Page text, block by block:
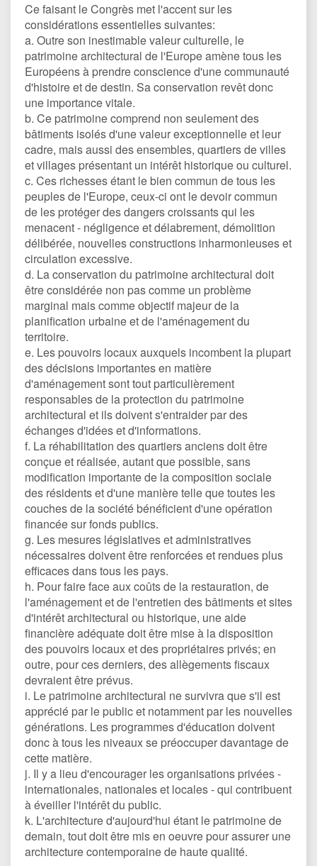
Ce faisant le Congrès met l'accent sur les
considérations essentielles suivantes:
a. Outre son inestimable valeur culturelle, le
patrimoine architectural de l'Europe amène tous les
Européens à prendre conscience d'une communauté
d'histoire et de destin. Sa conservation revêt donc
une importance vitale.
b. Ce patrimoine comprend non seulement des
bâtiments isolés d'une valeur exceptionnelle et leur
cadre, mais aussi des ensembles, quartiers de villes
et villages présentant un intérêt historique ou culturel.
c. Ces richesses étant le bien commun de tous les
peuples de l'Europe, ceux-ci ont le devoir commun
de les protéger des dangers croissants qui les
menacent - négligence et délabrement, démolition
délibérée, nouvelles constructions inharmonieuses et
circulation excessive.
d. La conservation du patrimoine architectural doit
être considérée non pas comme un problème
marginal mais comme objectif majeur de la
planification urbaine et de l'aménagement du
territoire.
e. Les pouvoirs locaux auxquels incombent la plupart
des décisions importantes en matière
d'aménagement sont tout particulièrement
responsables de la protection du patrimoine
architectural et ils doivent s'entraider par des
échanges d'idées et d'informations.
f. La réhabilitation des quartiers anciens doit être
conçue et réalisée, autant que possible, sans
modification importante de la composition sociale
des résidents et d'une manière telle que toutes les
couches de la société bénéficient d'une opération
financée sur fonds publics.
g. Les mesures législatives et administratives
nécessaires doivent être renforcées et rendues plus
efficaces dans tous les pays.
h. Pour faire face aux coûts de la restauration, de
l'aménagement et de l'entretien des bâtiments et sites
d'intérêt architectural ou historique, une aide
financière adéquate doit être mise à la disposition
des pouvoirs locaux et des propriétaires privés; en
outre, pour ces derniers, des allègements fiscaux
devraient être prévus.
i. Le patrimoine architectural ne survivra que s'il est
apprécié par le public et notamment par les nouvelles
générations. Les programmes d'éducation doivent
donc à tous les niveaux se préoccuper davantage de
cette matière.
j. Il y a lieu d'encourager les organisations privées -
internationales, nationales et locales - qui contribuent
à éveiller l'intérêt du public.
k. L'architecture d'aujourd'hui étant le patrimoine de
demain, tout doit être mis en oeuvre pour assurer une
architecture contemporaine de haute qualité.